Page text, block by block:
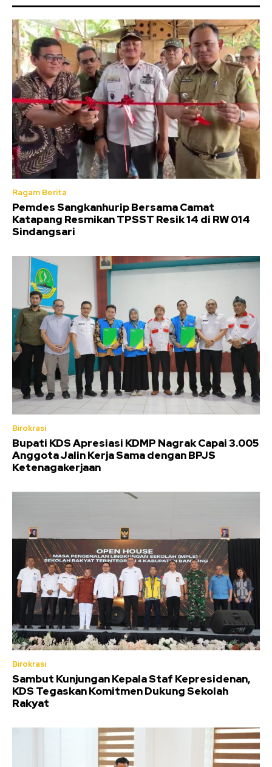
Ragam Berita
Pemdes Sangkanhurip Bersama Camat
Katapang Resmikan TPSST Resik 14 di RW 014
Sindangsari
Birokrasi
Bupati KDS Apresiasi KDMP Nagrak Capai 3.005
Anggota Jalin Kerja Sama dengan BPJS
Ketenagakerjaan
Birokrasi
Sambut Kunjungan Kepala Staf Kepresidenan,
KDS Tegaskan Komitmen Dukung Sekolah
Rakyat